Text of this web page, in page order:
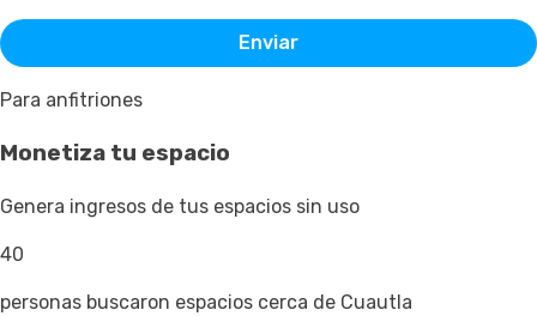
Enviar
Para anfitriones
Monetiza tu espacio
Genera ingresos de tus espacios sin uso
40
personas buscaron espacios cerca de Cuautla